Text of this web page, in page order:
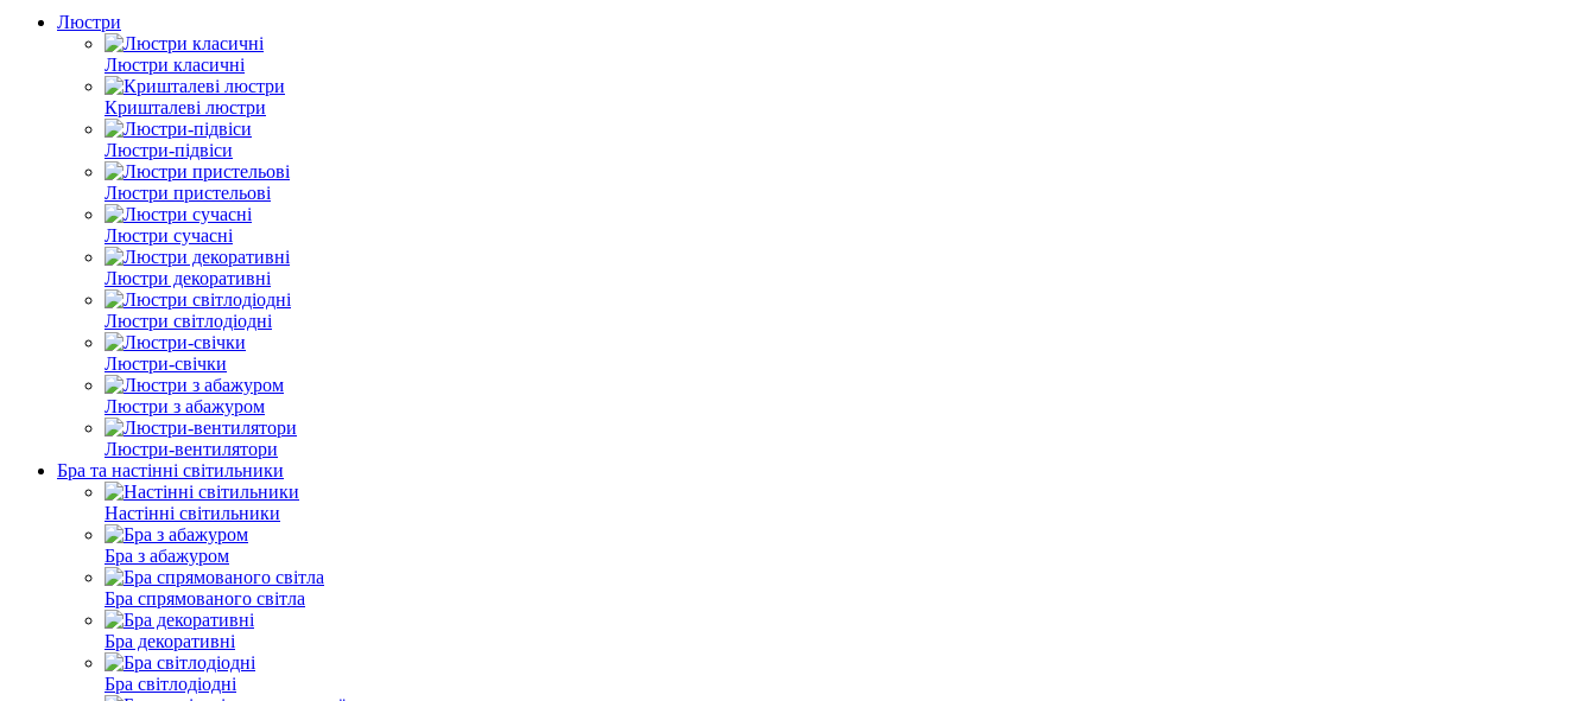
Люстри
Люстри класичні
Кришталеві люстри
Люстри-підвіси
Люстри пристельові
Люстри сучасні
Люстри декоративні
Люстри світлодіодні
Люстри-свічки
Люстри з абажуром
Люстри-вентилятори
Бра та настінні світильники
Настінні світильники
Бра з абажуром
Бра спрямованого світла
Бра декоративні
Бра світлодіодні